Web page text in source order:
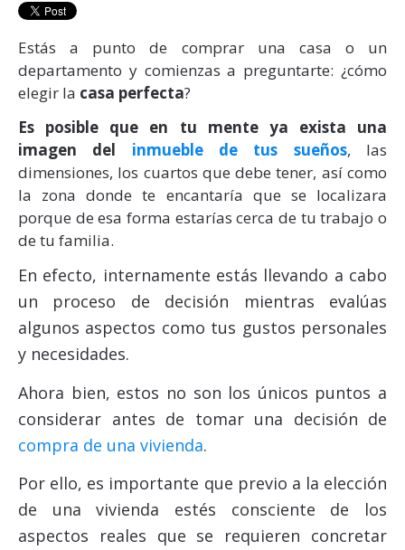
Estás a punto de comprar una casa o un
departamento y comienzas a preguntarte: ¿cómo
elegir la casa perfecta?
Es posible que en tu mente ya exista una
imagen del inmueble de tus sueños, las
dimensiones, los cuartos que debe tener, así como
la zona donde te encantaría que se localizara
porque de esa forma estarías cerca de tu trabajo o
de tu familia.
En efecto, internamente estás llevando a cabo
un proceso de decisión mientras evalúas
algunos aspectos como tus gustos personales
y necesidades.
Ahora bien, estos no son los únicos puntos a
considerar antes de tomar una decisión de
compra de una vivienda.
Por ello, es importante que previo a la elección
de una vivienda estés consciente de los
aspectos reales que se requieren concretar